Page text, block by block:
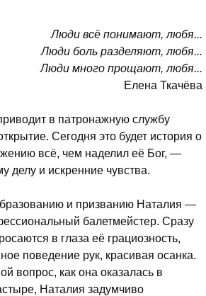
Люди всё понимают, любя...
Люди боль разделяют, любя...
Люди много прощают, любя...
Елена Ткачёва
в патронажную службу
Сегодня это будет история о
всё, чем наделил её Бог, —
делу и искренние чувства.
и призванию Наталия —
балетмейстер. Сразу
в глаза её грациозность,
поведение рук, красивая осанка.
вопрос, как она оказалась в
Наталия задумчиво